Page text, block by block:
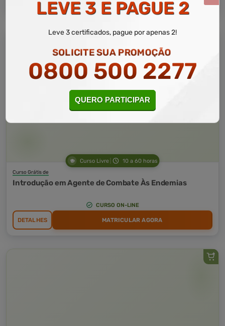
Curso Livre 10 a 60 horas
Curso Grátis de
Introdução em Agente de Combate Às Endemias
CURSO ON-LINE
DETALHES MATRICULAR AGORA
LEVE 3 E PAGUE 2
Leve 3 certificados, pague por apenas 2!
SOLICITE SUA PROMOÇÃO
0800 500 2277
QUERO PARTICIPAR